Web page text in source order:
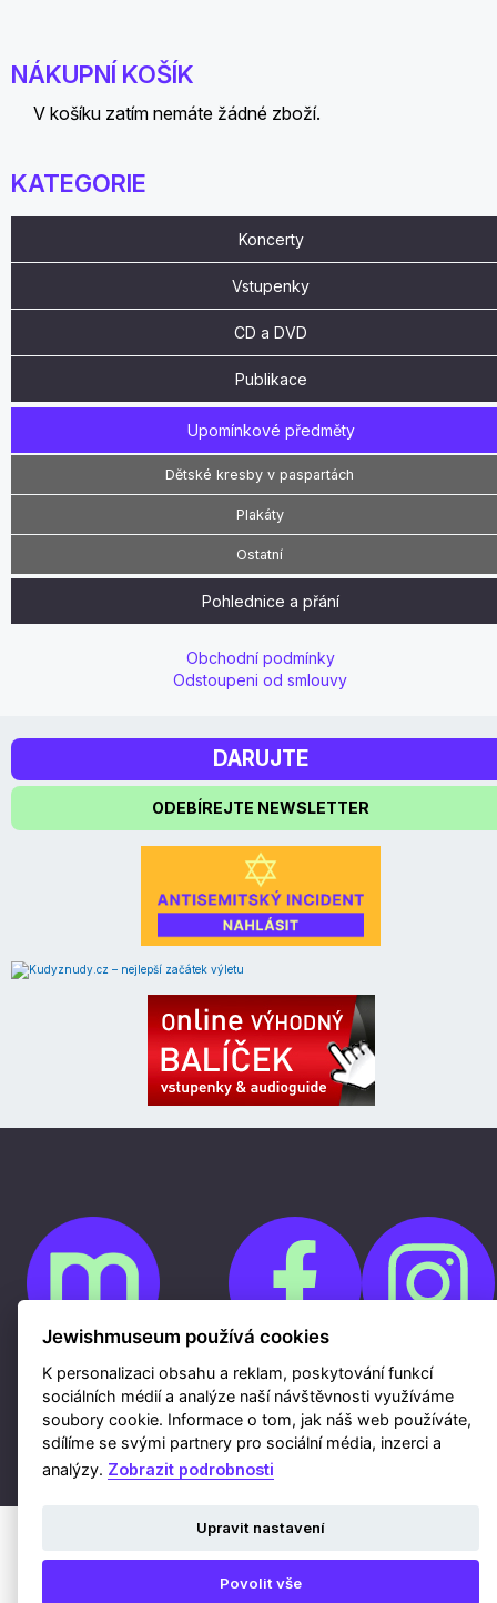
NÁKUPNÍ KOŠÍK
V košíku zatím nemáte žádné zboží.
KATEGORIE
Koncerty
Vstupenky
CD a DVD
Publikace
Upomínkové předměty
Dětské kresby v paspartách
Plakáty
Ostatní
Pohlednice a přání
Obchodní podmínky
Odstoupeni od smlouvy
DARUJTE
ODEBÍREJTE NEWSLETTER
Cookies
Ochrana osobních údajů
Whistleblowing
Kontakty
Mapa webu
Webdesign a hosting Nux s.r.o. | RSS
Jewishmuseum používá cookies
K personalizaci obsahu a reklam, poskytování funkcí
sociálních médií a analýze naší návštěvnosti využíváme
soubory cookie. Informace o tom, jak náš web používáte,
sdílíme se svými partnery pro sociální média, inzerci a
analýzy. Zobrazit podrobnosti
Upravit nastavení
Povolit vše